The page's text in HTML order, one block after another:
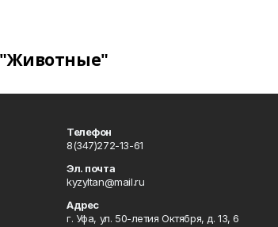
"Животные"
Телефон
8(347)272-13-61
Эл. почта
kyzyltan@mail.ru
Адрес
г. Уфа, ул. 50-летия Октября, д. 13, 6